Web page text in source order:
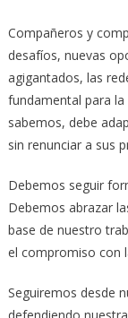
Compañeros y
desafíos, nuevas
agigantados, las
fundamental para
sabemos, debe
sin renunciar a sus
Debemos seguir
Debemos abrazar
base de nuestro
el compromiso con
Seguiremos desde